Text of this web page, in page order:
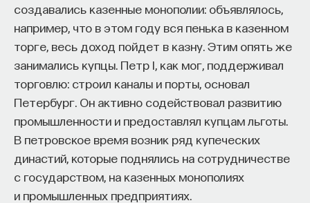
создавались казенные монополии: объявлялось,
например, что в этом году вся пенька в казенном
торге, весь доход пойдет в казну. Этим опять же
занимались купцы. Петр I, как мог, поддерживал
торговлю: строил каналы и порты, основал
Петербург. Он активно содействовал развитию
промышленности и предоставлял купцам льготы.
В петровское время возник ряд купеческих
династий, которые поднялись на сотрудничестве
с государством, на казенных монополиях
и промышленных предприятиях.